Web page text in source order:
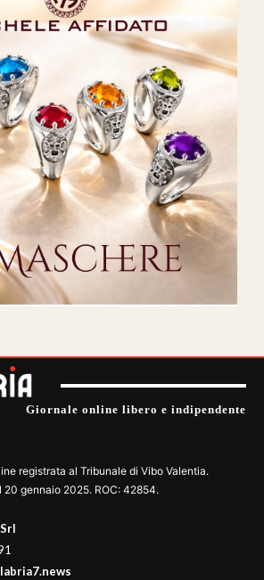
Giornale online libero e indipendente
registrata al Tribunale di Vibo Valentia.
20 gennaio 2025. ROC: 42854.